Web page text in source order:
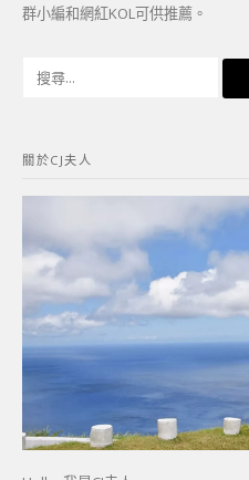
群小編和網紅KOL可供推薦。
字:
關於CJ夫人